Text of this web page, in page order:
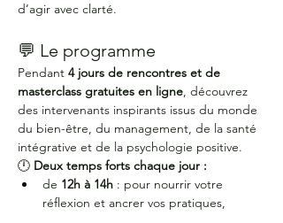
d’agir avec clarté.
💬 Le programme
Pendant 4 jours de rencontres et de
masterclass gratuites en ligne, découvrez
des intervenants inspirants issus du monde
du bien-être, du management, de la santé
intégrative et de la psychologie positive.
🕛 Deux temps forts chaque jour :
de 12h à 14h : pour nourrir votre
réflexion et ancrer vos pratiques,